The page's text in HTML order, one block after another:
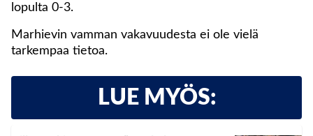
lopulta 0-3.
Marhievin vamman vakavuudesta ei ole vielä
tarkempaa tietoa.
LUE MYÖS: